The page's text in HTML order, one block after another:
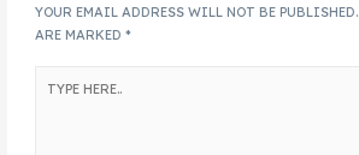
YOUR EMAIL ADDRESS WILL NOT BE PUBLISHED.
ARE MARKED*